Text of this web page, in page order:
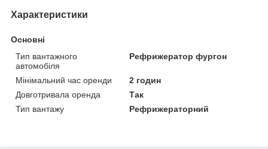
Характеристики
Основні
Тип вантажного
автомобіля
Рефрижератор фургон
Мінімальний час оренди
2 годин
Довготривала оренда
Так
Тип вантажу
Рефрижераторний